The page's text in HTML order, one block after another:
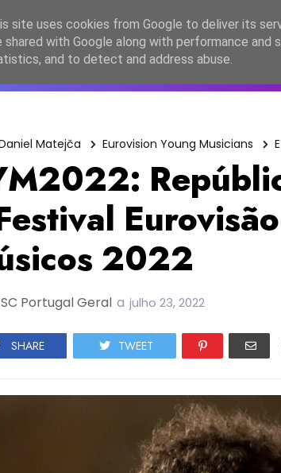
ESC2027 JESC2026 FC2026
Matejča Eurovision Young Musicians
2022
Portugal Geral a julho 23, 2022
SHARE TWEET
site uses cookies from Google to deliver its
shared with Google along with performance
and to detect and address abuse.